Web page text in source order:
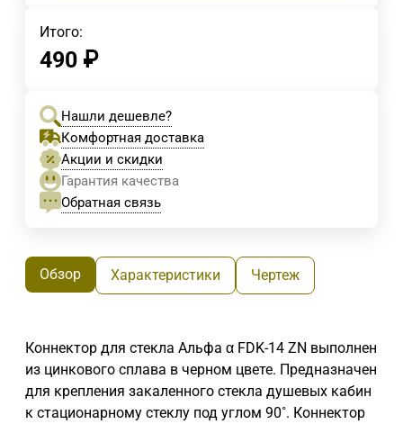
Итого:
490 ₽
Нашли дешевле?
Комфортная доставка
Акции и скидки
Гарантия качества
Обратная связь
Обзор Характеристики Чертеж
Коннектор для стекла Альфа α FDK-14 ZN выполнен
из цинкового сплава в черном цвете. Предназначен
для крепления закаленного стекла душевых кабин
к стационарному стеклу под углом 90˚. Коннектор